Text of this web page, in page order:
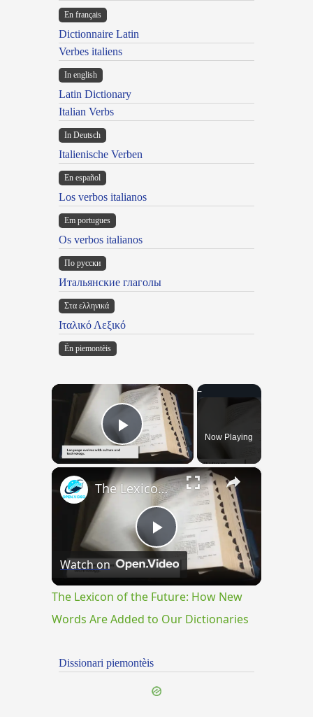
En français
Dictionnaire Latin
Verbes italiens
In english
Latin Dictionary
Italian Verbs
In Deutsch
Italienische Verben
En español
Los verbos italianos
Em portugues
Os verbos italianos
По русски
Итальянские глаголы
Στα ελληνικά
Ιταλικό Λεξικό
Ën piemontèis
×
Play VideoNow Playing
×
Play
Video
The Lexicon of the Future: How New Words Are Added to Our Dictionaries
Watch on
The Lexicon of the Future: How New
Words Are Added to Our Dictionaries
Dissionari piemontèis